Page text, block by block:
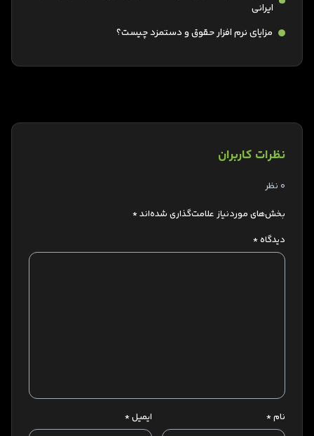
ایرانی
مزایای نرم افزار حقوق و دستمزد چیست؟
نظرات کاربران
0 نظر
بخش‌های موردنیاز علامت‌گذاری شده‌اند*
دیدگاه*
نام* ایمیل*